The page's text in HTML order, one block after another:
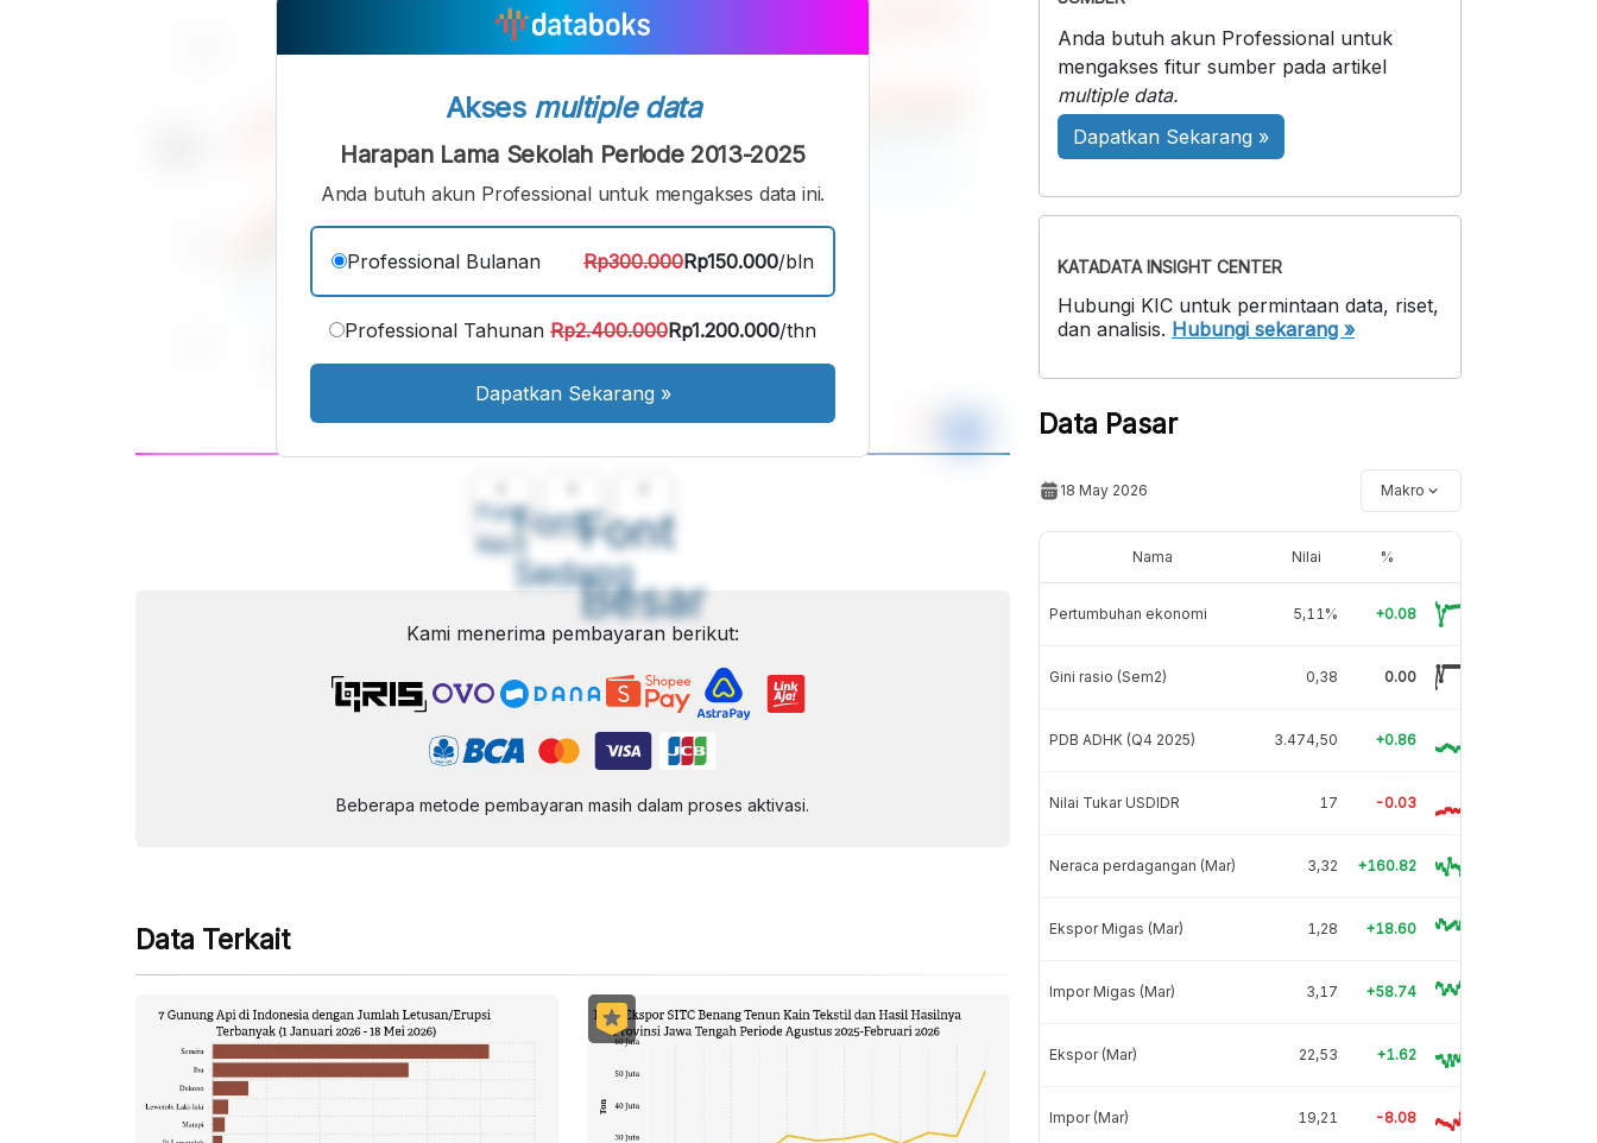
Font
Kecil
Font
Sedang
Font
Besar
Akses multiple data
Harapan Lama Sekolah Periode 2013-2025
Anda butuh akun Professional untuk mengakses data ini.
Professional Bulanan Rp300.000Rp150.000/bln
Professional Tahunan Rp2.400.000Rp1.200.000/thn
Dapatkan Sekarang »
Kami menerima pembayaran berikut:
Beberapa metode pembayaran masih dalam proses aktivasi.
Data Terkait
Anda butuh akun Professional untuk
mengakses fitur sumber pada artikel
multiple data.
Dapatkan Sekarang »
KATADATA INSIGHT CENTER
Hubungi KIC untuk permintaan data, riset,
dan analisis. Hubungi sekarang »
Data Pasar
18 May 2026 Makro
Nama Nilai %
Pertumbuhan ekonomi 5,11% +0.08
Gini rasio (Sem2) 0,38 0.00
PDB ADHK (Q4 2025) 3.474,50 +0.86
Nilai Tukar USDIDR 17 -0.03
Neraca perdagangan (Mar) 3,32 +160.82
Ekspor Migas (Mar) 1,28 +18.60
Impor Migas (Mar) 3,17 +58.74
Ekspor (Mar) 22,53 +1.62
Impor (Mar) 19,21 -8.08